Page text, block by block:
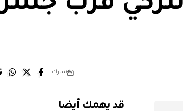
شارك
قد يهمك أيضا